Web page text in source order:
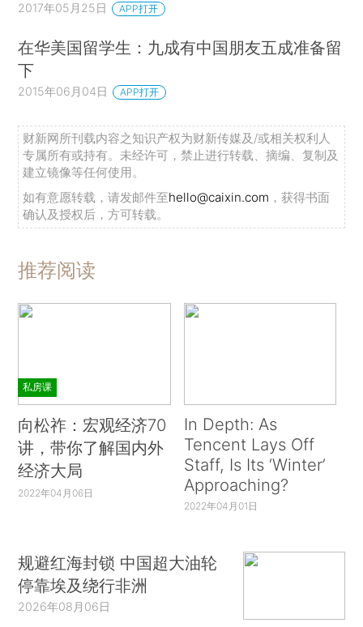
2017年05月25日 APP打开
在华美国留学生：九成有中国朋友五成准备留
下
2015年06月04日 APP打开
财新网所刊载内容之知识产权为财新传媒及/或相关权利人
专属所有或持有。未经许可，禁止进行转载、摘编、复制及
建立镜像等任何使用。
如有意愿转载，请发邮件至hello@caixin.com ，获得书面
确认及授权后，方可转载。
推荐阅读
私房课
向松祚：宏观经济70
讲，带你了解国内外
经济大局
2022年04月06日
In Depth: As
Tencent Lays Off
Staff, Is Its ‘Winter’
Approaching?
2022年04月01日
规避红海封锁 中国超大油轮
停靠埃及绕行非洲
2026年08月06日